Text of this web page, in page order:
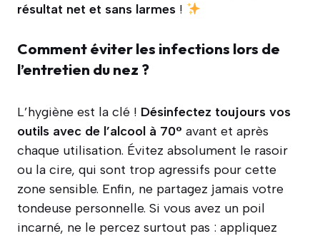
résultat net et sans larmes !
Comment éviter les infections lors de
l’entretien du nez ?
L’hygiène est la clé ! Désinfectez toujours vos
outils avec de l’alcool à 70° avant et après
chaque utilisation. Évitez absolument le rasoir
ou la cire, qui sont trop agressifs pour cette
zone sensible. Enfin, ne partagez jamais votre
tondeuse personnelle. Si vous avez un poil
incarné, ne le percez surtout pas : appliquez